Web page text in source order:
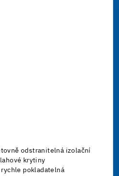
odstranitelná izolační
krytiny
pokladatelná